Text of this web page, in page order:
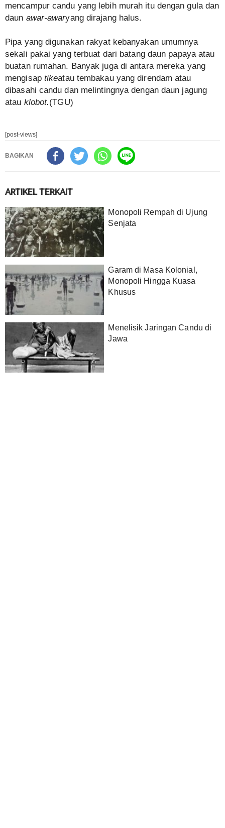
mencampur candu yang lebih murah itu dengan gula dan
daun awar-awaryang dirajang halus.
Pipa yang digunakan rakyat kebanyakan umumnya
sekali pakai yang terbuat dari batang daun papaya atau
buatan rumahan. Banyak juga di antara mereka yang
mengisap tikeatau tembakau yang direndam atau
dibasahi candu dan melintingnya dengan daun jagung
atau klobot.(TGU)
[post-views]
BAGIKAN
ARTIKEL TERKAIT
Monopoli Rempah di Ujung
Senjata
Garam di Masa Kolonial,
Monopoli Hingga Kuasa
Khusus
Menelisik Jaringan Candu di
Jawa